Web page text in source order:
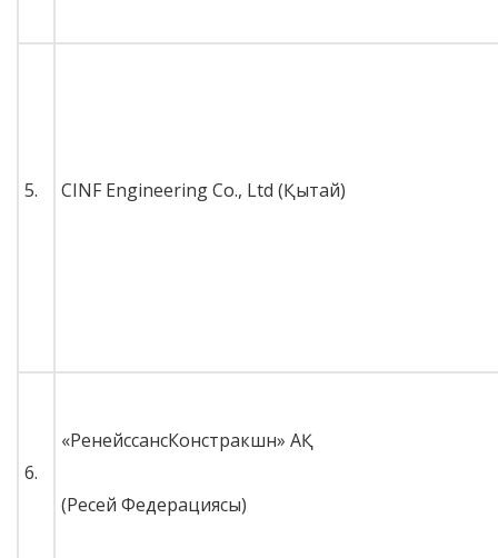
5. CINF Engineering Co., Ltd (Қытай)
6.
«РенейссансКонстракшн» АҚ
(Ресей Федерациясы)